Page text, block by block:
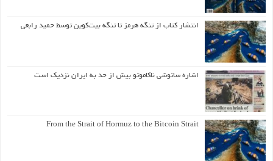
انتشار کتاب از تنگه هرمز تا تنگه بیت‌کوین توسط حمید رابعی
اشاره ساتوشی ناکاموتو بیش از حد به ایران نزدیک است
From the Strait of Hormuz to the Bitcoin Strait